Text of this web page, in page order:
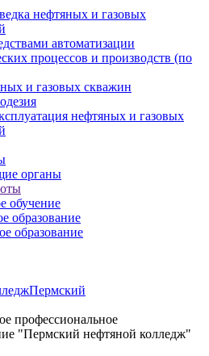
нефтяных и газовых
автоматизации
процессов и производств (по
и газовых скважин
нефтяных и газовых
органы
обучение
образование
образование
Пермский
профессиональное
"Пермский нефтяной колледж"